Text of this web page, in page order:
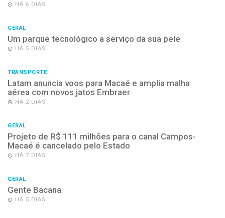
HÁ 6 DIAS
GERAL
Um parque tecnológico a serviço da sua pele
HÁ 5 DIAS
TRANSPORTE
Latam anuncia voos para Macaé e amplia malha
aérea com novos jatos Embraer
HÁ 2 DIAS
GERAL
Projeto de R$ 111 milhões para o canal Campos-
Macaé é cancelado pelo Estado
HÁ 7 DIAS
GERAL
Gente Bacana
HÁ 5 DIAS